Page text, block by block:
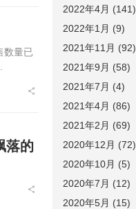
数量已
落的
2022年4月 (141)
2022年1月 (9)
2021年11月 (92)
2021年9月 (58)
2021年7月 (4)
2021年4月 (86)
2021年2月 (69)
2020年12月 (72)
2020年10月 (5)
2020年7月 (12)
2020年5月 (15)